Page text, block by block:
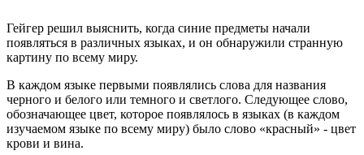
Гейгер решил выяснить, когда синие предметы начали
появляться в различных языках, и он обнаружили странную
картину по всему миру.
В каждом языке первыми появлялись слова для названия
черного и белого или темного и светлого. Следующее слово,
обозначающее цвет, которое появлялось в языках (в каждом
изучаемом языке по всему миру) было слово «красный» - цвет
крови и вина.